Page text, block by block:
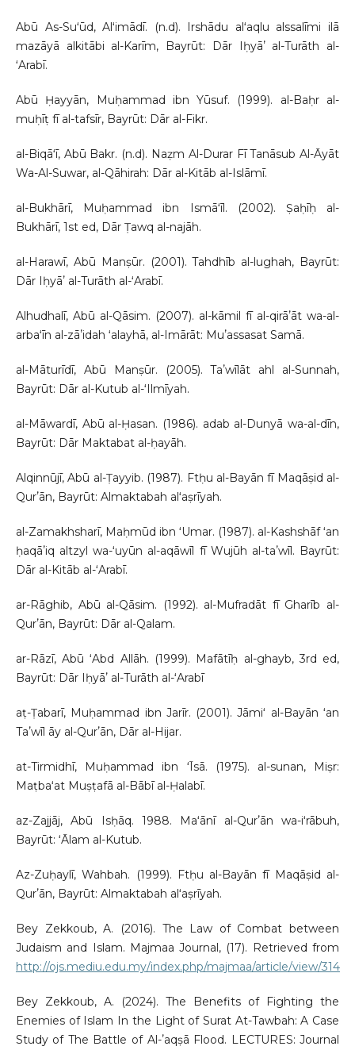
Abū As-Suʻūd, Alʻimādī. (n.d). Irshādu alʻaqlu alssalīmi ilā
mazāyā alkitābi al-Karīm, Bayrūt: Dār Iḥyāʼ al-Turāth al-
ʻArabī.
Abū Ḥayyān, Muḥammad ibn Yūsuf. (1999). al-Baḥr al-
muḥīṭ fī al-tafsīr, Bayrūt: Dār al-Fikr.
al-Biqāʻī, Abū Bakr. (n.d). Naẓm Al-Durar Fī Tanāsub Al-Āyāt
Wa-Al-Suwar, al-Qāhirah: Dār al-Kitāb al-Islāmī.
al-Bukhārī, Muḥammad ibn Ismāʻīl. (2002). Ṣaḥīḥ al-
Bukhārī, 1st ed, Dār Ṭawq al-najāh.
al-Harawī, Abū Manṣūr. (2001). Tahdhīb al-lughah, Bayrūt:
Dār Iḥyāʼ al-Turāth al-ʻArabī.
Alhudhalī, Abū al-Qāsim. (2007). al-kāmil fī al-qirāʼāt wa-al-
arbaʻīn al-zāʼidah ʻalayhā, al-Imārāt: Muʼassasat Samā.
al-Māturīdī, Abū Manṣūr. (2005). Taʼwīlāt ahl al-Sunnah,
Bayrūt: Dār al-Kutub al-ʻIlmīyah.
al-Māwardī, Abū al-Ḥasan. (1986). adab al-Dunyā wa-al-dīn,
Bayrūt: Dār Maktabat al-ḥayāh.
Alqinnūjī, Abū al-Ṭayyib. (1987). Ftḥu al-Bayān fī Maqāṣid al-
Qurʼān, Bayrūt: Almaktabah alʻaṣrīyah.
al-Zamakhsharī, Maḥmūd ibn ʻUmar. (1987). al-Kashshāf ʻan
ḥaqāʼiq altzyl wa-ʻuyūn al-aqāwīl fī Wujūh al-taʼwīl. Bayrūt:
Dār al-Kitāb al-ʻArabī.
ar-Rāghib, Abū al-Qāsim. (1992). al-Mufradāt fī Gharīb al-
Qurʼān, Bayrūt: Dār al-Qalam.
ar-Rāzī, Abū ʻAbd Allāh. (1999). Mafātīḥ al-ghayb, 3rd ed,
Bayrūt: Dār Iḥyāʼ al-Turāth al-ʻArabī
aṭ-Ṭabarī, Muḥammad ibn Jarīr. (2001). Jāmiʻ al-Bayān ʻan
Taʼwīl āy al-Qurʼān, Dār al-Hijar.
at-Tirmidhī, Muḥammad ibn ʻĪsā. (1975). al-sunan, Miṣr:
Maṭbaʻat Muṣṭafā al-Bābī al-Ḥalabī.
az-Zajjāj, Abū Isḥāq. 1988. Maʻānī al-Qurʼān wa-iʻrābuh,
Bayrūt: ʻĀlam al-Kutub.
Az-Zuḥaylī, Wahbah. (1999). Ftḥu al-Bayān fī Maqāṣid al-
Qurʼān, Bayrūt: Almaktabah alʻaṣrīyah.
Bey Zekkoub, A. (2016). The Law of Combat between
Judaism and Islam. Majmaa Journal, (17). Retrieved from
http://ojs.mediu.edu.my/index.php/majmaa/article/view/314
Bey Zekkoub, A. (2024). The Benefits of Fighting the
Enemies of Islam In the Light of Surat At-Tawbah: A Case
Study of The Battle of Al-ʼaqṣā Flood. LECTURES: Journal